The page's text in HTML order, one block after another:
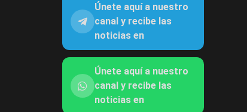
Únete aquí a nuestro
canal y recibe las
noticias en
Únete aquí a nuestro
canal y recibe las
noticias en